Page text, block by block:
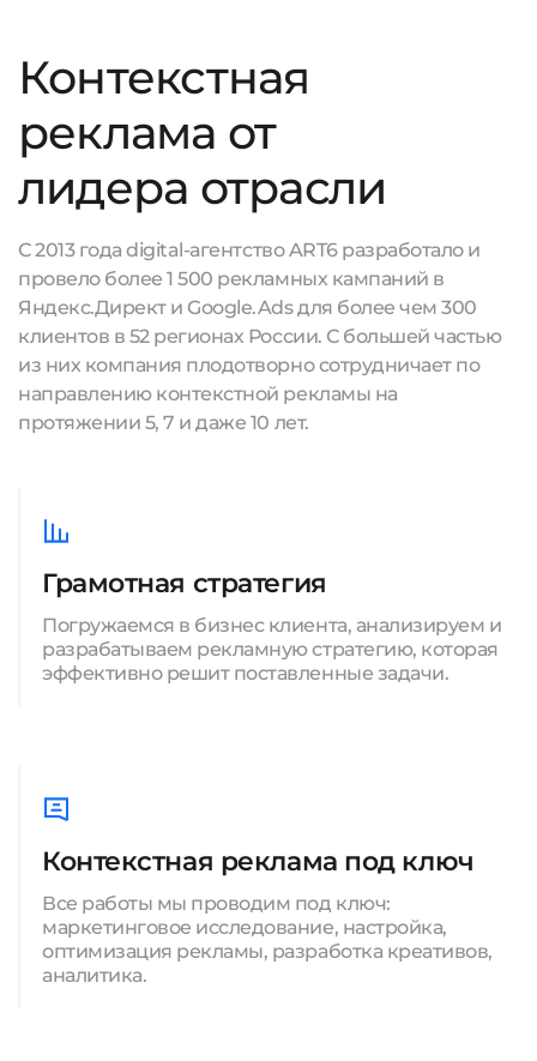
Контекстная
реклама от
лидера отрасли
С 2013 года digital-агентство ART6 разработало и
провело более 1 500 рекламных кампаний в
Яндекс.Директ и Google.Ads для более чем 300
клиентов в 52 регионах России. С большей частью
из них компания плодотворно сотрудничает по
направлению контекстной рекламы на
протяжении 5, 7 и даже 10 лет.
Грамотная стратегия
Погружаемся в бизнес клиента, анализируем и
разрабатываем рекламную стратегию, которая
эффективно решит поставленные задачи.
Контекстная реклама под ключ
Все работы мы проводим под ключ:
маркетинговое исследование, настройка,
оптимизация рекламы, разработка креативов,
аналитика.